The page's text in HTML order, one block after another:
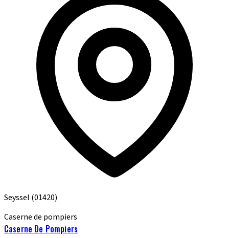
Seyssel (01420)
Caserne de pompiers
Caserne De Pompiers